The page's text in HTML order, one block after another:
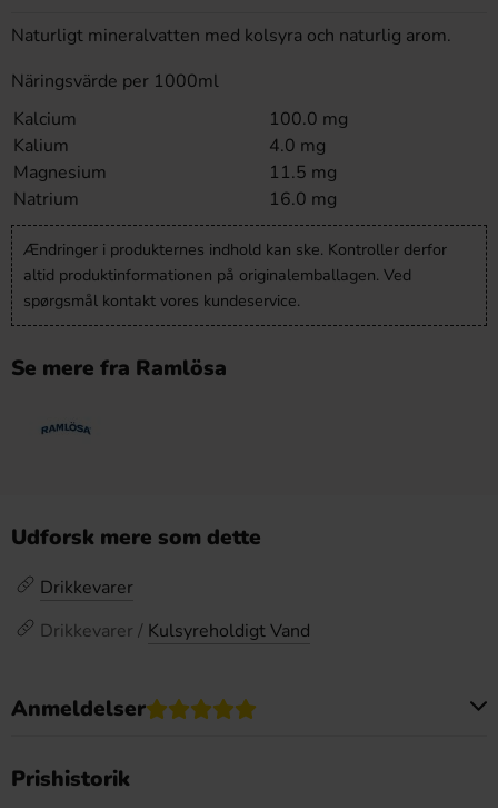
Naturligt mineralvatten med kolsyra och naturlig arom.
Näringsvärde per 1000ml
Kalcium
100.0 mg
Kalium
4.0 mg
Magnesium
11.5 mg
Natrium
16.0 mg
Ændringer i produkternes indhold kan ske. Kontroller derfor
altid produktinformationen på originalemballagen. Ved
spørgsmål kontakt vores kundeservice.
Se mere fra Ramlösa
Udforsk mere som dette
Drikkevarer
Drikkevarer / Kulsyreholdigt Vand
Anmeldelser
Prishistorik